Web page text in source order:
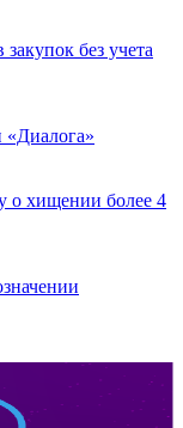
без учета
«Диалога»
о хищении более 4